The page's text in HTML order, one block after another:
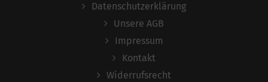
Datenschutzerklärung
Unsere AGB
Impressum
Kontakt
Widerrufsrecht